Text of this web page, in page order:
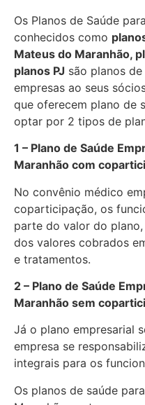
Os Planos de Saúde
conhecidos como
Mateus do Maranhão,
planos PJ são planos
empresas ao seus
que oferecem plano de
optar por 2 tipos de
1 – Plano de Saúde
Maranhão com
No convênio médico
coparticipação, os
parte do valor do
dos valores cobrados
e tratamentos.
2 – Plano de Saúde
Maranhão sem
Já o plano empresarial
empresa se
integrais para os
Os planos de saúde